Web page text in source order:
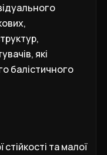
які
балістичного
та малої